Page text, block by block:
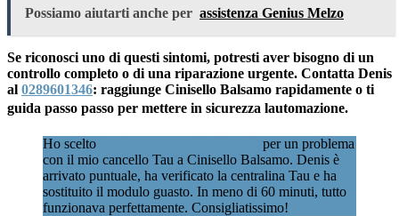
Possiamo aiutarti anche per assistenza Genius Melzo
Se riconosci uno di questi sintomi, potresti aver bisogno di un
controllo completo o di una riparazione urgente. Contatta Denis
al 0289601346: raggiunge Cinisello Balsamo rapidamente o ti
guida passo passo per mettere in sicurezza lautomazione.
Ho scelto
per un problema
con il mio cancello Tau a Cinisello Balsamo. Denis è
arrivato puntuale, ha verificato la centralina Tau e ha
sostituito il modulo guasto. In meno di 60 minuti, tutto
funzionava perfettamente. Consigliatissimo!